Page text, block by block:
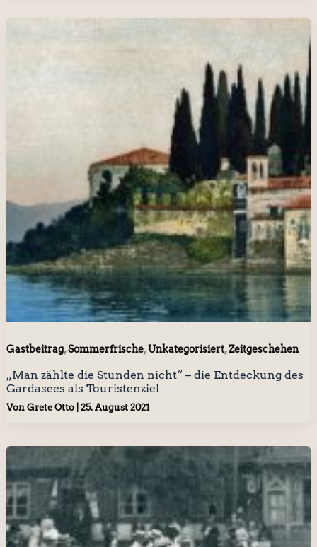
Gastbeitrag,Sommerfrische,Unkategorisiert,Zeitgeschehen
„Man zählte die Stunden nicht“ – die Entdeckung des
Gardasees als Touristenziel
Von Grete Otto 25. August 2021